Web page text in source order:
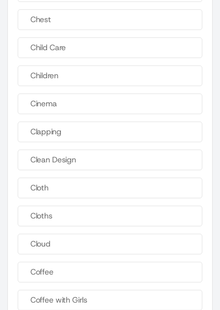
Chest
Child Care
Children
Cinema
Clapping
Clean Design
Cloth
Cloths
Cloud
Coffee
Coffee with Girls